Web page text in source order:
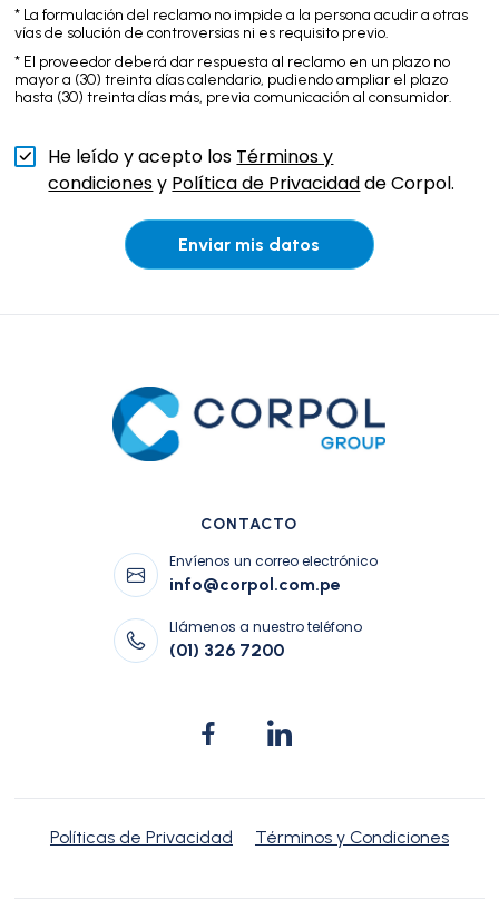
* La formulación del reclamo no impide a la persona acudir a otras
vías de solución de controversias ni es requisito previo.
* El proveedor deberá dar respuesta al reclamo en un plazo no
mayor a (30) treinta días calendario, pudiendo ampliar el plazo
hasta (30) treinta días más, previa comunicación al consumidor.
He leído y acepto los Términos y
condicionesy Política de Privacidadde Corpol.
Enviar mis datos
CONTACTO
Envíenos un correo electrónico
info@corpol.com.pe
Llámenos a nuestro teléfono
(01) 326 7200
Políticas de Privacidad Términos y Condiciones